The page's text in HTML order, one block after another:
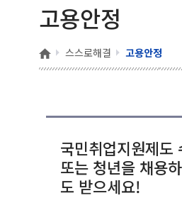
고용안정
홈 스스로해결 고용안정
국민취업지원제도
또는 청년을 채용
도 받으세요!